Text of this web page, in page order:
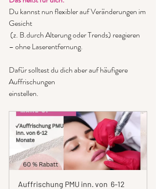
Du kannst nun flexibler auf Veränderungen im
Gesicht
– ohne Laserentfernung.
Dafür solltest du dich aber auf häufigere
Auffrischungen
einstellen.
Auffrischung PMU inn. von  6-12